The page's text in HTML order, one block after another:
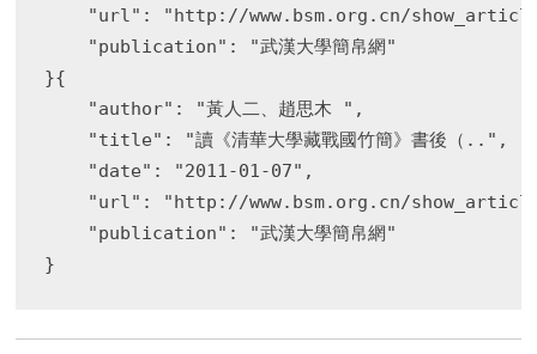
"url": "http://www.bsm.org.cn/
    "publication": "武漢大學簡帛網"
}{
    "author": "黃人二、趙思木 ",
    "title": "讀《清華大學藏戰國竹簡》書後（..",
    "date": "2011-01-07",
"url": "http://www.bsm.org.cn/
    "publication": "武漢大學簡帛網"